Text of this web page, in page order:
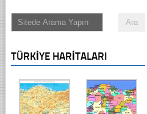
TÜRKIYE HARITALARI